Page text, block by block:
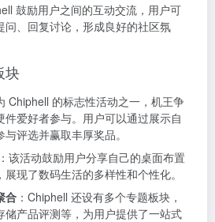
鼓励用户之间的互动交流，用户可
问、回复讨论，形成良好的社区氛
块
Chiphell 的标志性活动之一，机王争
件爱好者参与。用户可以通过展示自
评选并赢取丰厚奖品。
：该活动鼓励用户分享自己的桌面布置
现了数码生活的多样性和个性化。
合 ：Chiphell 还设有多个专题板块，
储产品评测等，为用户提供了一站式